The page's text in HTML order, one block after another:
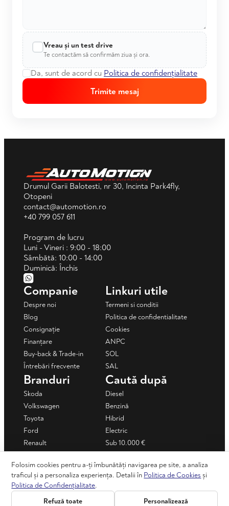
Vreau și un test drive
Te contactăm să confirmăm ziua și ora.
Da, sunt de acord cu Politica de confidențialitate
Trimite mesaj
Drumul Garii Balotesti, nr 30, Incinta Park4fly,
Otopeni
contact@automotion.ro
+40 799 057 611
Program de lucru
Luni - Vineri : 9:00 - 18:00
Sâmbătă: 10:00 - 14:00
Duminică: Închis
Companie
Despre noi
Blog
Consignație
Finanțare
Buy-back & Trade-in
Întrebări frecvente
Linkuri utile
Termeni si conditii
Politica de confidentialitate
Cookies
ANPC
SOL
SAL
Branduri
Skoda
Volkswagen
Toyota
Ford
Renault
Dacia
+ Vezi toate
Caută după
Diesel
Benzină
Hibrid
Electric
Sub 10.000 €
Mașini în rate
Folosim cookies pentru a-ți îmbunătăți navigarea pe site, a analiza
traficul și a personaliza experiența. Detalii în Politica de Cookies și
Politica de Confidențialitate.
Refuză toate
Personalizează